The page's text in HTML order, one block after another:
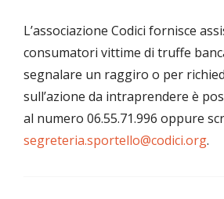
L’associazione Codici fornisce
consumatori vittime di truffe
segnalare un raggiro o per
sull’azione da intraprendere è
al numero 06.55.71.996 oppure
segreteria.sportello@codici.org.